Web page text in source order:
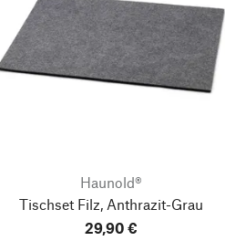
Haunold®
Tischset Filz, Anthrazit-Grau
29,90 €